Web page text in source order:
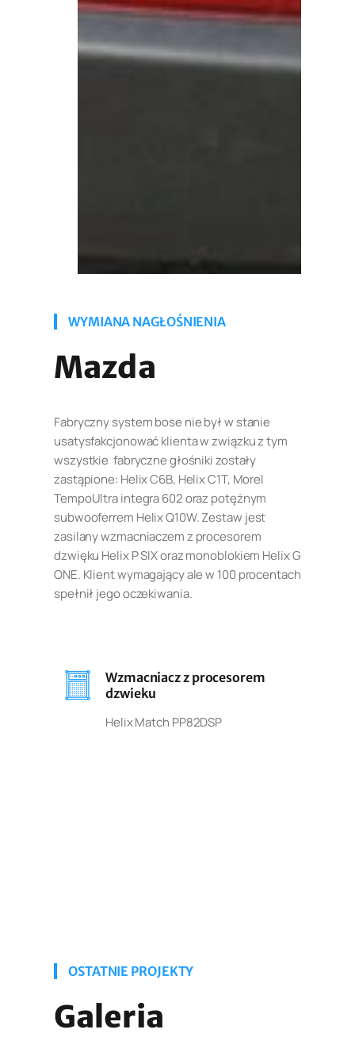
WYMIANA NAGŁOŚNIENIA
Mazda
Fabryczny system bose nie był w stanie
usatysfakcjonować klienta w związku z tym
wszystkie fabryczne głośniki zostały
zastąpione: Helix C6B, Helix C1T, Morel
TempoUltra integra 602 oraz potężnym
subwooferrem Helix Q10W. Zestaw jest
zasilany wzmacniaczem z procesorem
dzwięku Helix P SIX oraz monoblokiem Helix G
ONE. Klient wymagający ale w 100 procentach
spełnił jego oczekiwania.
Wzmacniacz z procesorem
dzwieku
Helix Match PP82DSP
OSTATNIE PROJEKTY
Galeria